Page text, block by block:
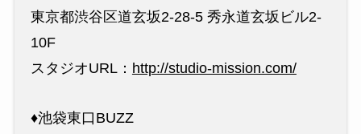
東京都渋谷区道玄坂2-28-5 秀永道玄坂ビル2-
10F
スタジオURL： http://studio-mission.com/
♦︎池袋東口BUZZ